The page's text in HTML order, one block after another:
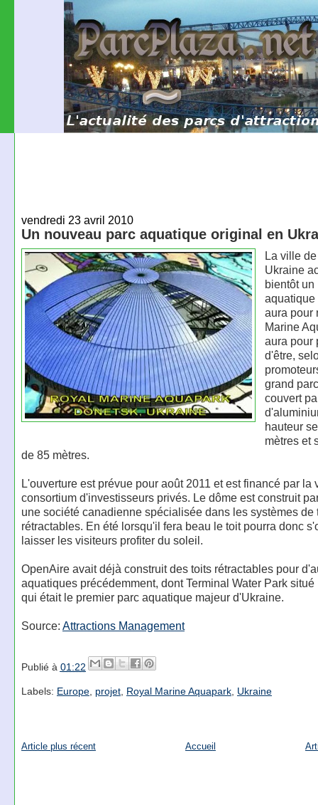
vendredi 23 avril 2010
Un nouveau parc aquatique original en
La ville
Ukraine
bientôt un
aura pour
Marine
aura pour
d'être,
grand
couvert
hauteur
mètres et
de 85 mètres.
L'ouverture est prévue pour août 2011 et est financé par la
consortium d'investisseurs privés. Le dôme est construit
une société canadienne spécialisée dans les systèmes de
rétractables. En été lorsqu'il fera beau le toit pourra donc
laisser les visiteurs profiter du soleil.
OpenAire avait déjà construit des toits rétractables pour
aquatiques précédemment, dont Terminal Water Park
qui était le premier parc aquatique majeur d'Ukraine.
Source: Attractions Management
Publié à 01:22
Labels: Europe, projet, Royal Marine Aquapark, Ukraine
Article plus récent Accueil